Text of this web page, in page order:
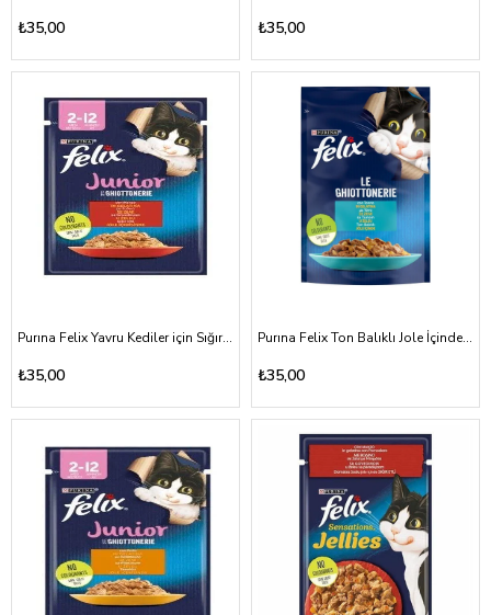
₺35,00 ₺35,00
Purına Felix Yavru Kediler için Sığır Etli Jole İçinde Kedi Maması 2-12 Ay 85 Gr
₺35,00
Purına Felix Ton Balıklı Jole İçinde Kedi Maması 85 Gr
₺35,00